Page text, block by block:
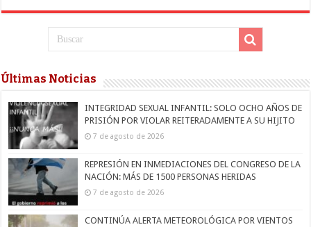
Últimas Noticias
INTEGRIDAD SEXUAL INFANTIL: SOLO OCHO AÑOS DE
PRISIÓN POR VIOLAR REITERADAMENTE A SU HIJITO
7 de agosto de 2026
REPRESIÓN EN INMEDIACIONES DEL CONGRESO DE LA
NACIÓN: MÁS DE 1500 PERSONAS HERIDAS
7 de agosto de 2026
CONTINÚA ALERTA METEOROLÓGICA POR VIENTOS